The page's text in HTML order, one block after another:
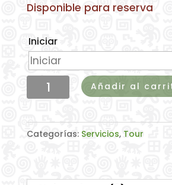
Disponible para reserva
Iniciar
Tour
de
Chakra
de
Añadir al
Categorías: Servicios, Tour